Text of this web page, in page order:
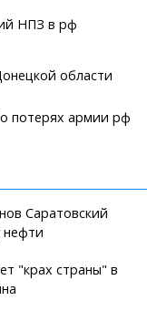
НПЗ в рф
области
потерях армии рф
Саратовский
нефти
"крах страны" в